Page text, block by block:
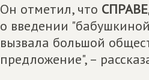
Он отметил, что
о введении
вызвала большой
предложение", –